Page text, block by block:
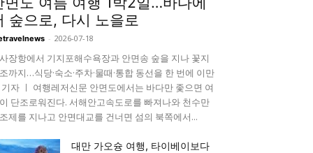
숲으로, 다시 노을로
- 2026-07-18
장항에서 기지포해수욕장과 안면송 숲을 지나 꽃지
까지…식당·숙소·주차·물때·통합 동선을 한 번에 이만
자 ㅣ 여행레저신문 안면도에서는 바다만 좇으면 여
단조로워진다. 서해안고속도로를 빠져나와 천수만
제를 지나고 안면대교를 건너면 섬의 북쪽에서...
대만 가오슝 여행, 타이베이보다